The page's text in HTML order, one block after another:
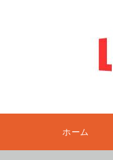
ホーム